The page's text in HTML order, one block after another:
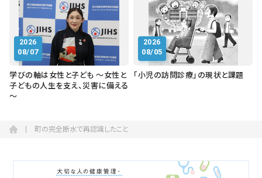
2026
08/07
学びの軸は女性と子ども ～女性と
子どもの人生を支え、災害に備える
～
2026
08/05
「小児の訪問診療」の現状と課題
町の完全断水で再認識したこと